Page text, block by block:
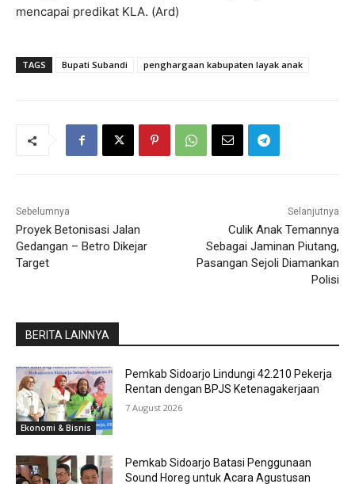
mencapai predikat KLA. (Ard)
TAGS Bupati Subandi penghargaan kabupaten layak anak
Sebelumnya
Proyek Betonisasi Jalan
Gedangan – Betro Dikejar
Target
Selanjutnya
Culik Anak Temannya
Sebagai Jaminan Piutang,
Pasangan Sejoli Diamankan
Polisi
BERITA LAINNYA
Ekonomi & Bisnis
Pemkab Sidoarjo Lindungi 42.210 Pekerja
Rentan dengan BPJS Ketenagakerjaan
7 August 2026
Pemkab Sidoarjo Batasi Penggunaan
Sound Horeg untuk Acara Agustusan